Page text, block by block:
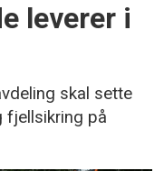
leverer i
skal sette
fjellsikring på